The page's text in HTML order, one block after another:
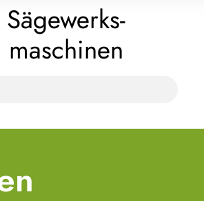
Sägewerks­
maschinen